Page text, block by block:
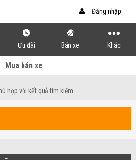
Đăng nhập
Ưu đãi Bán xe Khác
Mua bán xe
hợp với kết quả tìm kiếm